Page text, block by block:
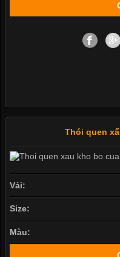
Thói quen
Vải:
Size:
Màu: